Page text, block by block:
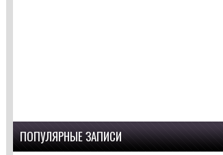
ПОПУЛЯРНЫЕ ЗАПИСИ